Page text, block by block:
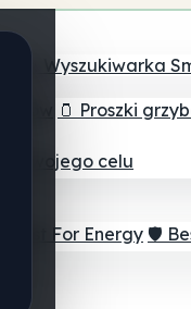
🔮 Wyszukiwarka
🫙 Proszki
twojego celu
⚡ Best For Energy 🛡️